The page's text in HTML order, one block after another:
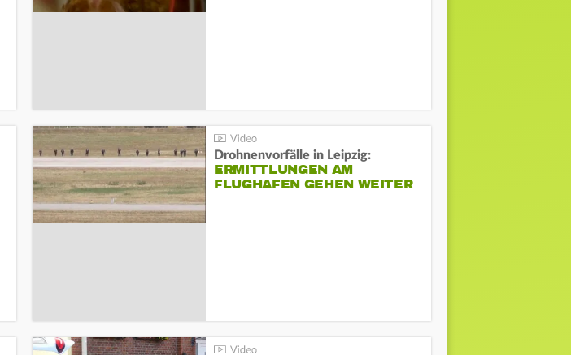
Drohnenvorfälle in Leipzig:
ERMITTLUNGEN AM
FLUGHAFEN GEHEN WEITER